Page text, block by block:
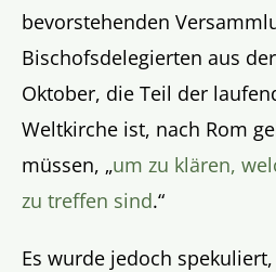
bevorstehenden
Bischofsdelegierten aus
Oktober, die Teil der
Weltkirche ist, nach Rom
müssen, „um zu klären,
zu treffen sind.“
Es wurde jedoch